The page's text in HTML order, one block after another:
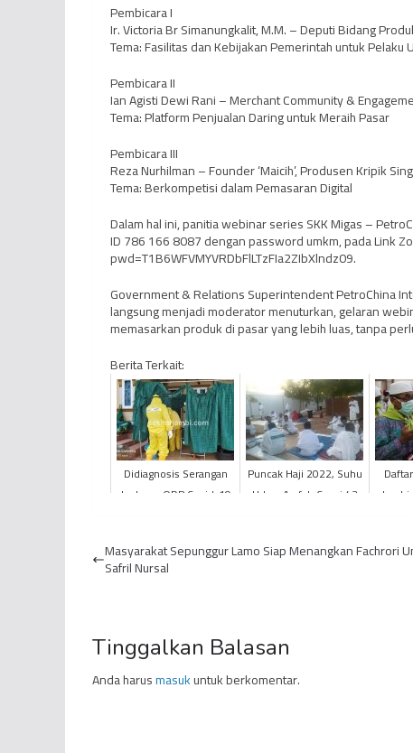
Pembicara I
Ir. Victoria Br Simanungkalit, M.M. – Deputi Bidang
Tema: Fasilitas dan Kebijakan Pemerintah untuk Pelaku
Pembicara II
Ian Agisti Dewi Rani – Merchant Community &
Tema: Platform Penjualan Daring untuk Meraih Pasar
Pembicara III
Reza Nurhilman – Founder ‘Maicih’, Produsen Kripik
Tema: Berkompetisi dalam Pemasaran Digital
Dalam hal ini, panitia webinar series SKK Migas –
ID 786 166 8087 dengan password umkm, pada Link
pwd=T1B6WFVMYVRDbFlLTzFIa2ZIbXlndz09.
Government & Relations Superintendent PetroChina
langsung menjadi moderator menuturkan, gelaran
memasarkan produk di pasar yang lebih luas, tanpa
Berita Terkait:
Didiagnosis Serangan
Jantung, ODP Covid-19
Puncak Haji 2022, Suhu
Udara Arafah Capai 43
Jambi
Masyarakat Sepunggur Lamo Siap Menangkan Fachrori
Safril Nursal
Tinggalkan Balasan
Anda harusmasukuntuk berkomentar.